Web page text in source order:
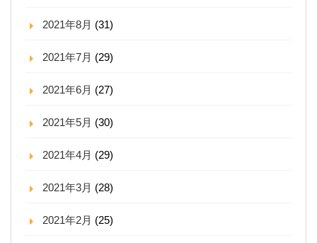
2021年8月 (31)
2021年7月 (29)
2021年6月 (27)
2021年5月 (30)
2021年4月 (29)
2021年3月 (28)
2021年2月 (25)